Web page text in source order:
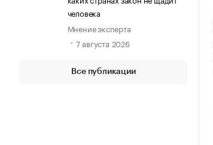
человека
Мнение эксперта
7 августа 2026
Все публикации